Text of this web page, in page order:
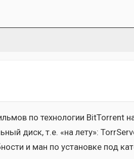
по тех­но­ло­гии BitTorrent
диск, т.е. «на лету»:
и ман по уста­нов­ке под